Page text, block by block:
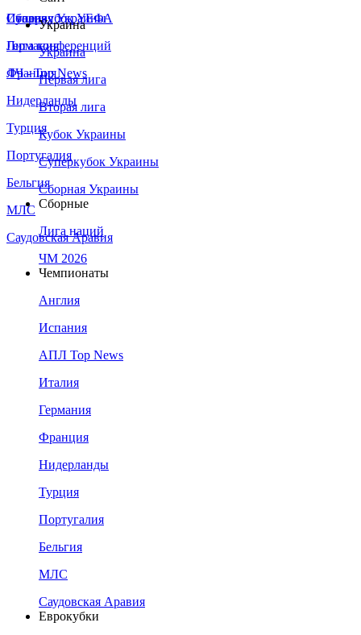
Сборная Украины
Италия
Германия
Франция
Нидерланды
Турция
Португалия
Бельгия
МЛС
Саудовская Аравия
Суперкубок УЕФА
Лига конференций
ЛЧ - Top News
Украина
Украина
Первая лига
Вторая лига
Кубок Украины
Суперкубок Украины
Сборная Украины
Сборные
Лига наций
ЧМ 2026
Чемпионаты
Англия
Испания
АПЛ Top News
Италия
Германия
Франция
Нидерланды
Турция
Португалия
Бельгия
МЛС
Саудовская Аравия
Еврокубки